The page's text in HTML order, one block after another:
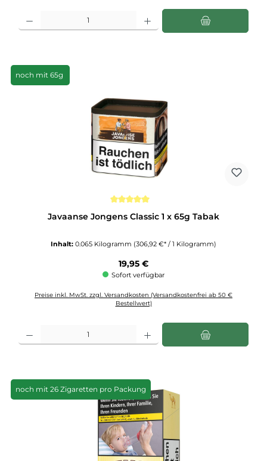
noch mit 65g
Javaanse Jongens Classic 1 x 65g Tabak
Inhalt: 0.065 Kilogramm (306,92 €* / 1 Kilogramm)
Regulärer Preis:
19,95 €
Sofort verfügbar
Preise inkl. MwSt. zzgl. Versandkosten (Versandkostenfrei ab 50 €
Bestellwert)
noch mit 26 Zigaretten pro Packung